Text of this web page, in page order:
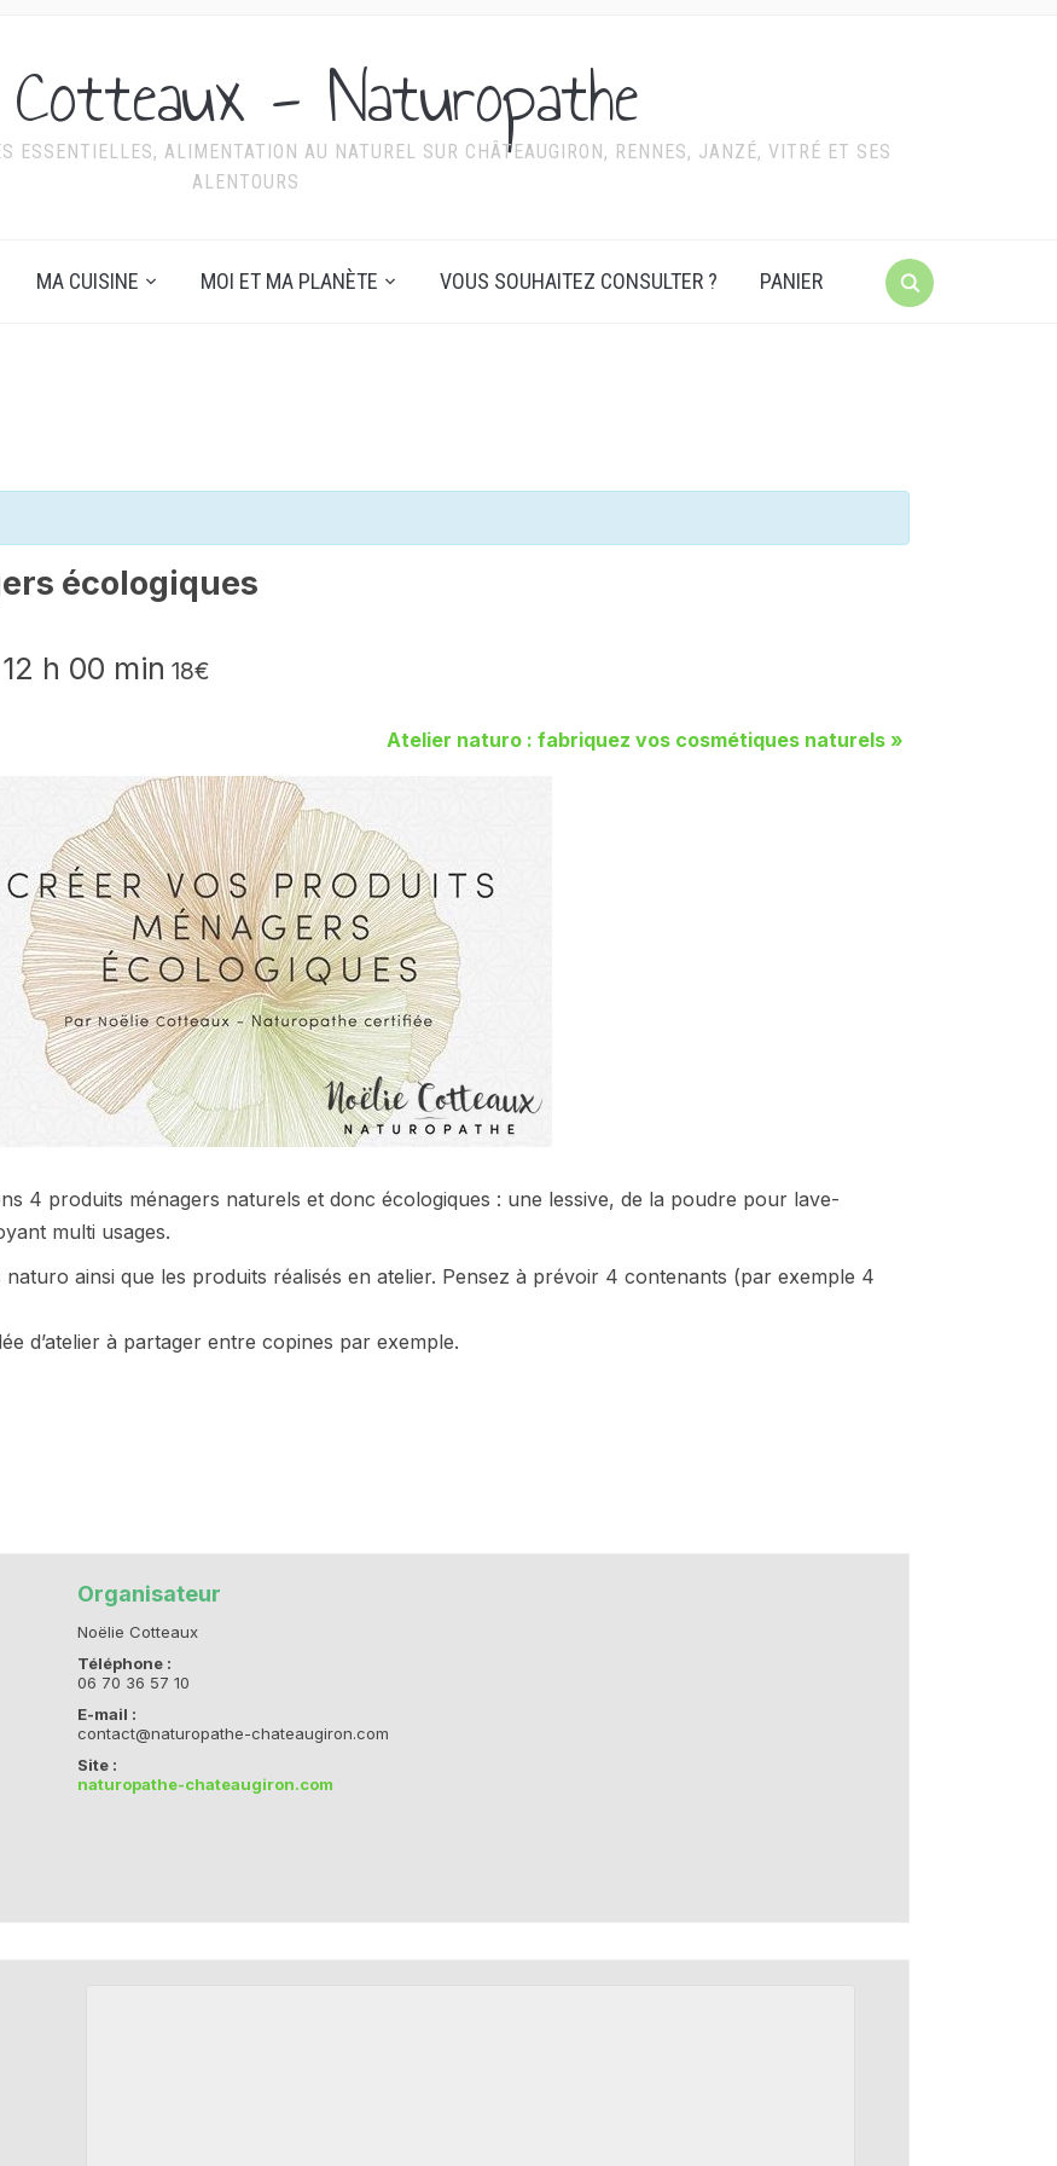
Cotteaux - Naturopathe
ESSENTIELLES, ALIMENTATION AU NATUREL SUR CHÂTEAUGIRON, RENNES, JANZÉ, VITRÉ ET SES
ALENTOURS
MA CUISINE MOI ET MA PLANÈTE VOUS SOUHAITEZ CONSULTER ? PANIER
écologiques
12 h 00 min 18€
Atelier naturo : fabriquez vos cosmétiques naturels »
4 produits ménagers naturels et donc écologiques : une lessive, de la poudre pour lave-
multi usages.
ainsi que les produits réalisés en atelier. Pensez à prévoir 4 contenants (par exemple 4
d’atelier à partager entre copines par exemple.
Organisateur
Noëlie Cotteaux
Téléphone :
06 70 36 57 10
E-mail :
contact@naturopathe-chateaugiron.com
Site :
naturopathe-chateaugiron.com